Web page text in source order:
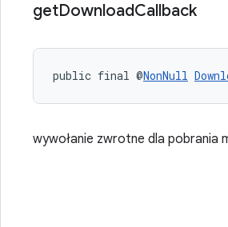
getDownloadCallback
public final @NonNull
wywołanie zwrotne dla pobrania